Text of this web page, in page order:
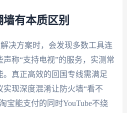
有本质区别
决方案时，会发现多数工具连
称“支持电视”的服务，实测常
真正高效的回国专线需满足
现深度混淆让防火墙“看不
宝能支付的同时YouTube不绕